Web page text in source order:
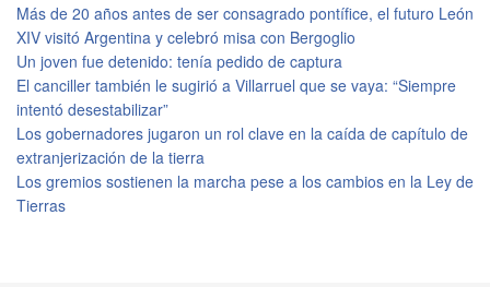
Más de 20 años antes de ser consagrado pontífice, el futuro León
XIV visitó Argentina y celebró misa con Bergoglio
Un joven fue detenido: tenía pedido de captura
El canciller también le sugirió a Villarruel que se vaya: “Siempre
intentó desestabilizar”
Los gobernadores jugaron un rol clave en la caída de capítulo de
extranjerización de la tierra
Los gremios sostienen la marcha pese a los cambios en la Ley de
Tierras